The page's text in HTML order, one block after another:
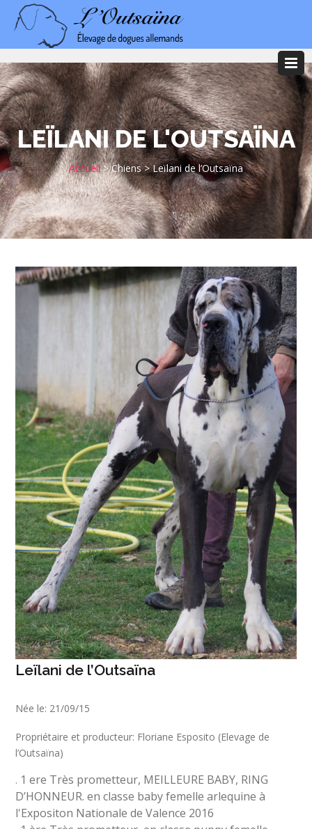
LEÏLANI DE L'OUTSAÏNA
Accueil >Chiens> Leïlani de l’Outsaïna
Leïlani de l’Outsaïna
Née le: 21/09/15
Propriétaire et producteur: Floriane Esposito (Elevage de
l’Outsaïna)
. 1 ere Très prometteur, MEILLEURE BABY, RING
D’HONNEUR. en classe baby femelle arlequine à
l'Expositon Nationale de Valence 2016